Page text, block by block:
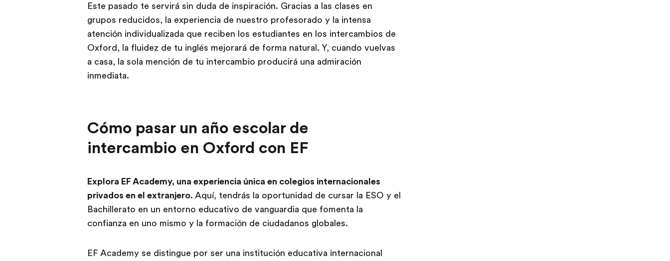
Este pasado te servirá sin duda de inspiración. Gracias a las clases en
grupos reducidos, la experiencia de nuestro profesorado y la intensa
atención individualizada que reciben los estudiantes en los intercambios de
Oxford, la fluidez de tu inglés mejorará de forma natural. Y, cuando vuelvas
a casa, la sola mención de tu intercambio producirá una admiración
inmediata.
Cómo pasar un año escolar de
intercambio en Oxford con EF
Explora EF Academy, una experiencia única en colegios internacionales
privados en el extranjero. Aquí, tendrás la oportunidad de cursar la ESO y el
Bachillerato en un entorno educativo de vanguardia que fomenta la
confianza en uno mismo y la formación de ciudadanos globales.
EF Academy se distingue por ser una institución educativa internacional